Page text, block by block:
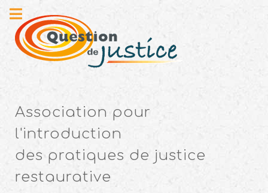
Association pour
l'introduction
des pratiques de justice
restaurative